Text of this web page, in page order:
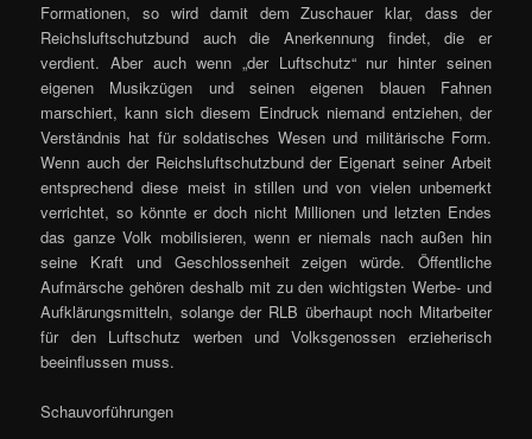
Formationen, so wird damit dem Zuschauer klar, dass der
Reichsluftschutzbund auch die Anerkennung findet, die er
verdient. Aber auch wenn „der Luftschutz“ nur hinter seinen
eigenen Musikzügen und seinen eigenen blauen Fahnen
marschiert, kann sich diesem Eindruck niemand entziehen, der
Verständnis hat für soldatisches Wesen und militärische Form.
Wenn auch der Reichsluftschutzbund der Eigenart seiner Arbeit
entsprechend diese meist in stillen und von vielen unbemerkt
verrichtet, so könnte er doch nicht Millionen und letzten Endes
das ganze Volk mobilisieren, wenn er niemals nach außen hin
seine Kraft und Geschlossenheit zeigen würde. Öffentliche
Aufmärsche gehören deshalb mit zu den wichtigsten Werbe- und
Aufklärungsmitteln, solange der RLB überhaupt noch Mitarbeiter
für den Luftschutz werben und Volksgenossen erzieherisch
beeinflussen muss.
Schauvorführungen